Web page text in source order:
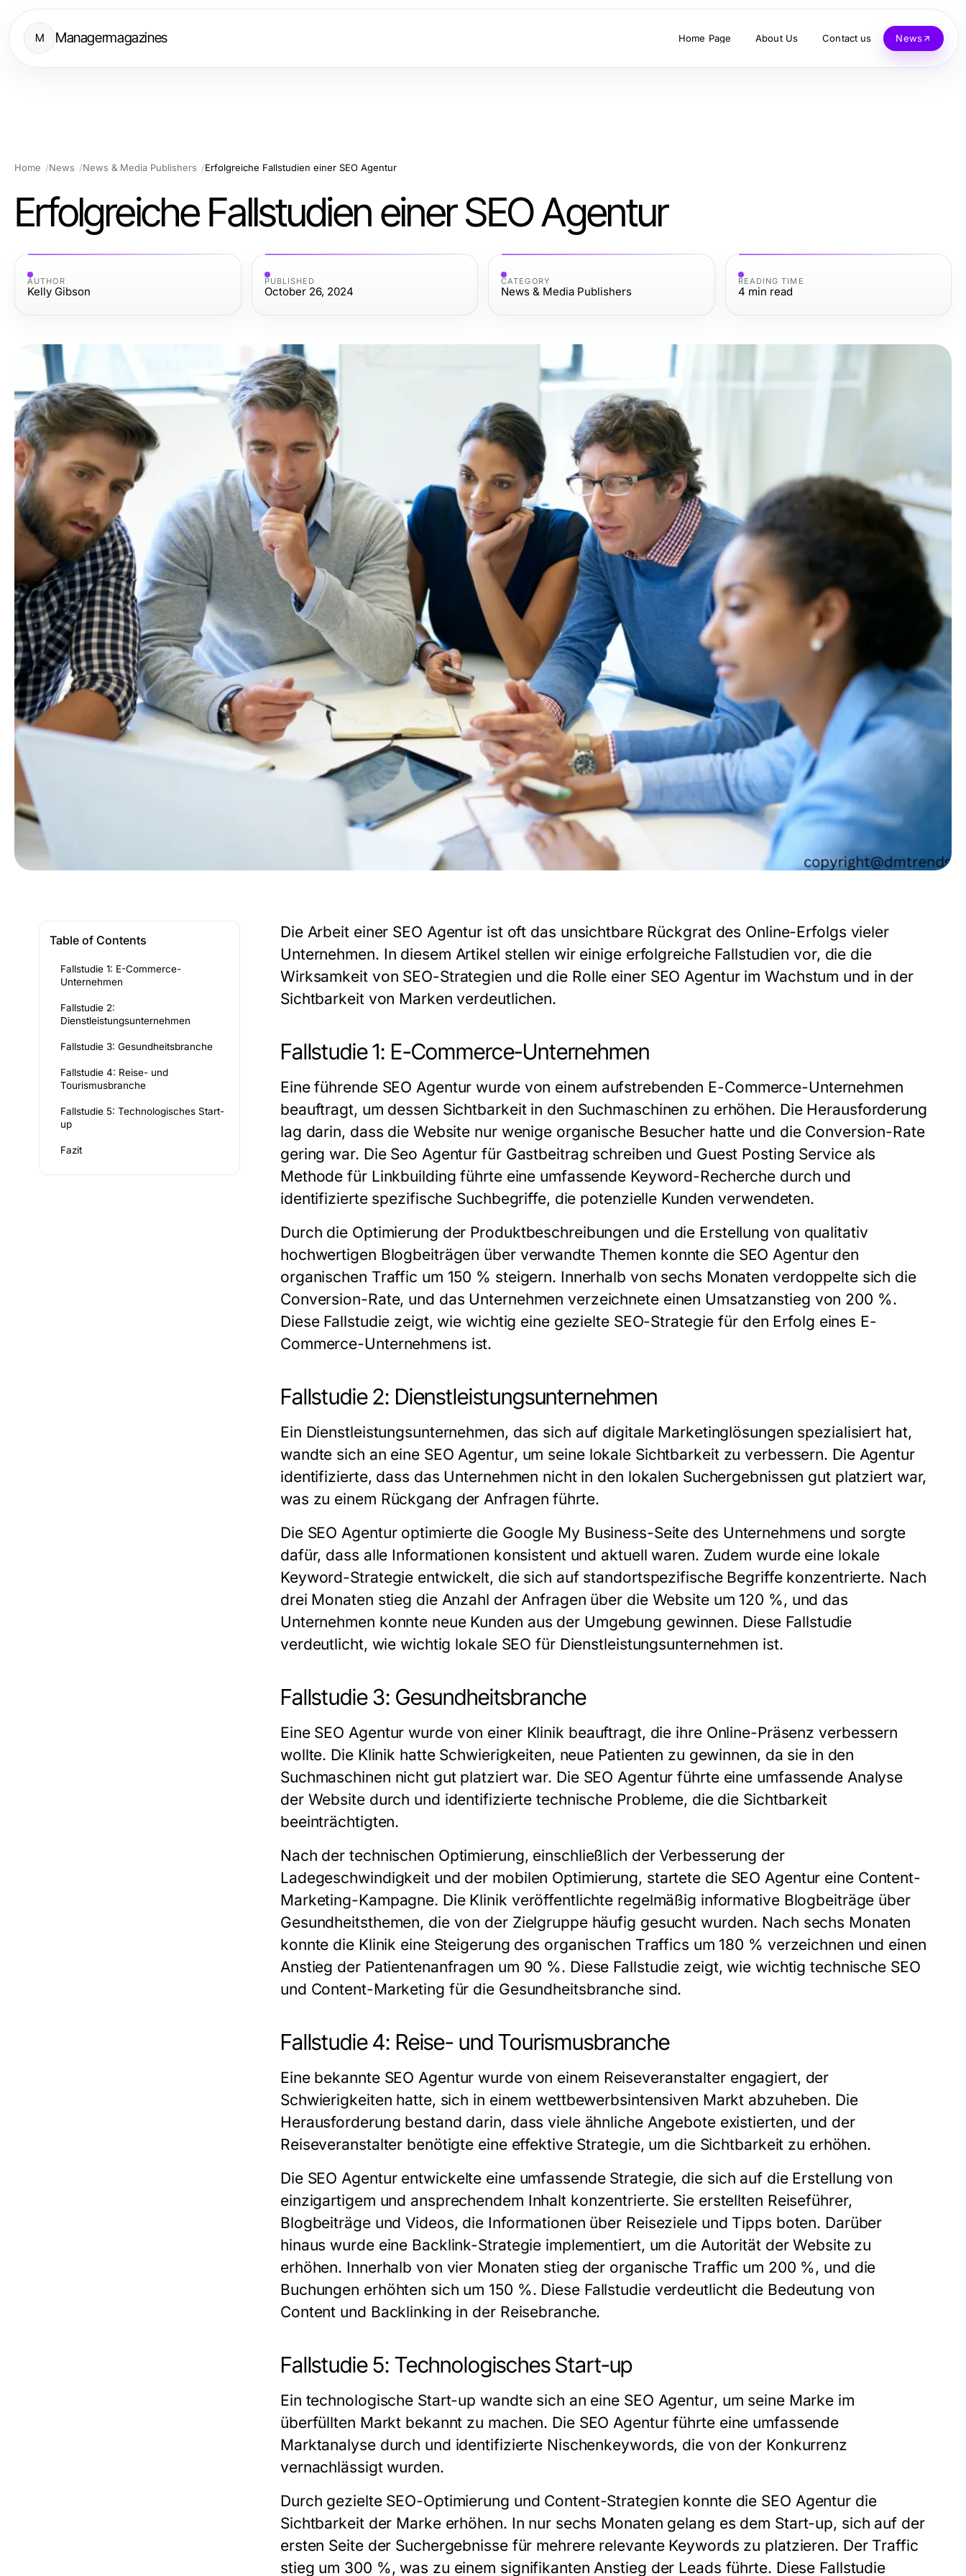
M Managermagazines Home Page About Us Contact us News
Home News News & Media Publishers Erfolgreiche Fallstudien einer SEO Agentur
Erfolgreiche Fallstudien einer SEO Agentur
AUTHOR
Kelly Gibson
PUBLISHED
October 26, 2024
CATEGORY
News & Media Publishers
READING TIME
4 min read
Table of Contents
Fallstudie 1: E-Commerce-
Unternehmen
Fallstudie 2:
Dienstleistungsunternehmen
Fallstudie 3: Gesundheitsbranche
Fallstudie 4: Reise- und
Tourismusbranche
Fallstudie 5: Technologisches Start-
up
Fazit
Die Arbeit einer SEO Agentur ist oft das unsichtbare Rückgrat des Online-Erfolgs vieler
Unternehmen. In diesem Artikel stellen wir einige erfolgreiche Fallstudien vor, die die
Wirksamkeit von SEO-Strategien und die Rolle einer SEO Agenturim Wachstum und in der
Sichtbarkeit von Marken verdeutlichen.
Fallstudie 1: E-Commerce-Unternehmen
Eine führende SEO Agentur wurde von einem aufstrebenden E-Commerce-Unternehmen
beauftragt, um dessen Sichtbarkeit in den Suchmaschinen zu erhöhen. Die Herausforderung
lag darin, dass die Website nur wenige organische Besucher hatte und die Conversion-Rate
gering war. Die Seo Agentur für Gastbeitrag schreiben und Guest Posting Service als
Methode für Linkbuilding führte eine umfassende Keyword-Recherche durch und
identifizierte spezifische Suchbegriffe, die potenzielle Kunden verwendeten.
Durch die Optimierung der Produktbeschreibungen und die Erstellung von qualitativ
hochwertigen Blogbeiträgen über verwandte Themen konnte die SEO Agenturden
organischen Traffic um 150 % steigern. Innerhalb von sechs Monaten verdoppelte sich die
Conversion-Rate, und das Unternehmen verzeichnete einen Umsatzanstieg von 200 %.
Diese Fallstudie zeigt, wie wichtig eine gezielte SEO-Strategie für den Erfolg eines E-
Commerce-Unternehmens ist.
Fallstudie 2: Dienstleistungsunternehmen
Ein Dienstleistungsunternehmen, das sich auf digitale Marketinglösungen spezialisiert hat,
wandte sich an eine SEO Agentur, um seine lokale Sichtbarkeit zu verbessern. Die Agentur
identifizierte, dass das Unternehmen nicht in den lokalen Suchergebnissen gut platziert war,
was zu einem Rückgang der Anfragen führte.
Die SEO Agenturoptimierte die Google My Business-Seite des Unternehmens und sorgte
dafür, dass alle Informationen konsistent und aktuell waren. Zudem wurde eine lokale
Keyword-Strategie entwickelt, die sich auf standortspezifische Begriffe konzentrierte. Nach
drei Monaten stieg die Anzahl der Anfragen über die Website um 120 %, und das
Unternehmen konnte neue Kunden aus der Umgebung gewinnen. Diese Fallstudie
verdeutlicht, wie wichtig lokale SEO für Dienstleistungsunternehmen ist.
Fallstudie 3: Gesundheitsbranche
Eine SEO Agentur wurde von einer Klinik beauftragt, die ihre Online-Präsenz verbessern
wollte. Die Klinik hatte Schwierigkeiten, neue Patienten zu gewinnen, da sie in den
Suchmaschinen nicht gut platziert war. Die SEO Agentur führte eine umfassende Analyse
der Website durch und identifizierte technische Probleme, die die Sichtbarkeit
beeinträchtigten.
Nach der technischen Optimierung, einschließlich der Verbesserung der
Ladegeschwindigkeit und der mobilen Optimierung, startete die SEO Agentur eine Content-
Marketing-Kampagne. Die Klinik veröffentlichte regelmäßig informative Blogbeiträge über
Gesundheitsthemen, die von der Zielgruppe häufig gesucht wurden. Nach sechs Monaten
konnte die Klinik eine Steigerung des organischen Traffics um 180 % verzeichnen und einen
Anstieg der Patientenanfragen um 90 %. Diese Fallstudie zeigt, wie wichtig technische SEO
und Content-Marketing für die Gesundheitsbranche sind.
Fallstudie 4: Reise- und Tourismusbranche
Eine bekannte SEO Agentur wurde von einem Reiseveranstalter engagiert, der
Schwierigkeiten hatte, sich in einem wettbewerbsintensiven Markt abzuheben. Die
Herausforderung bestand darin, dass viele ähnliche Angebote existierten, und der
Reiseveranstalter benötigte eine effektive Strategie, um die Sichtbarkeit zu erhöhen.
Die SEO Agenturentwickelte eine umfassende Strategie, die sich auf die Erstellung von
einzigartigem und ansprechendem Inhalt konzentrierte. Sie erstellten Reiseführer,
Blogbeiträge und Videos, die Informationen über Reiseziele und Tipps boten. Darüber
hinaus wurde eine Backlink-Strategie implementiert, um die Autorität der Website zu
erhöhen. Innerhalb von vier Monaten stieg der organische Traffic um 200 %, und die
Buchungen erhöhten sich um 150 %. Diese Fallstudie verdeutlicht die Bedeutung von
Content und Backlinking in der Reisebranche.
Fallstudie 5: Technologisches Start-up
Ein technologische Start-up wandte sich an eine SEO Agentur, um seine Marke im
überfüllten Markt bekannt zu machen. Die SEO Agenturführte eine umfassende
Marktanalyse durch und identifizierte Nischenkeywords, die von der Konkurrenz
vernachlässigt wurden.
Durch gezielte SEO-Optimierung und Content-Strategien konnte die SEO Agentur die
Sichtbarkeit der Marke erhöhen. In nur sechs Monaten gelang es dem Start-up, sich auf der
ersten Seite der Suchergebnisse für mehrere relevante Keywords zu platzieren. Der Traffic
stieg um 300 %, was zu einem signifikanten Anstieg der Leads führte. Diese Fallstudie